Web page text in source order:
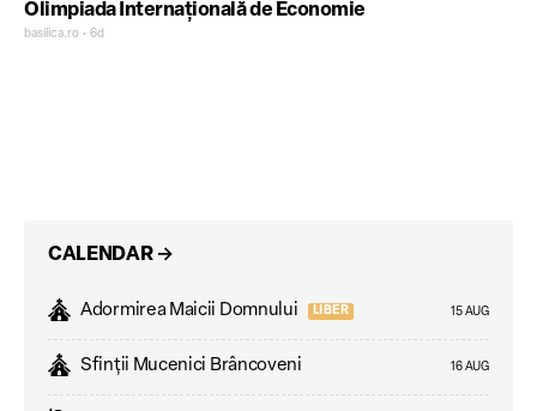
Olimpiada Internațională de Economie
basilica.ro • 6d
CALENDAR →
Adormirea Maicii Domnului LIBER 15 AUG
Sfinții Mucenici Brâncoveni 16 AUG